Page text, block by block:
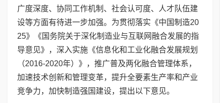
广度深度、协同工作机制、社会认可度、人才队伍建
设等方面有待进一步加强。为贯彻落实《中国制造20
25》《国务院关于深化制造业与互联网融合发展的指
导意见》，深入实施《信息化和工业化融合发展规划
（2016-2020年）》，推广普及两化融合管理体系，
加速技术创新和管理变革，提升全要素生产率和产业
竞争力，加快制造强国建设，提出以下意见。